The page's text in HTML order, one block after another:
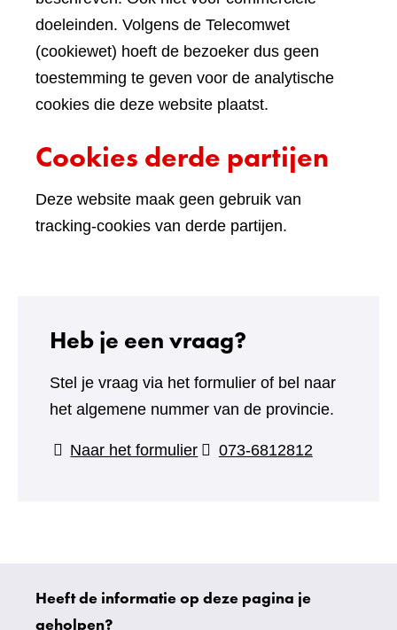
doeleinden. Volgens de Telecomwet
(cookiewet) hoeft de bezoeker dus geen
toestemming te geven voor de analytische
cookies die deze website plaatst.
Cookies derde partijen
Deze website maak geen gebruik van
tracking-cookies van derde partijen.
Heb je een vraag?
Stel je vraag via het formulier of bel naar
het algemene nummer van de provincie.
Naar het formulier(verwijst
073-6812812
Uw
gegevens
Heeft de informatie op deze pagina je
geholpen?